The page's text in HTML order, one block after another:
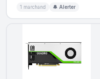
1 marchand 🔔 Alerter